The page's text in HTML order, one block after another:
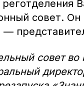
совет. Он
—
совет во